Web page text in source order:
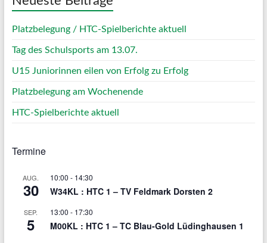
Platzbelegung / HTC-Spielberichte aktuell
Tag des Schulsports am 13.07.
U15 Juniorinnen eilen von Erfolg zu Erfolg
Platzbelegung am Wochenende
HTC-Spielberichte aktuell
Termine
AUG.
30
10:00 - 14:30
W34KL : HTC 1 – TV Feldmark Dorsten 2
SEP.
5
13:00 - 17:30
M00KL : HTC 1 – TC Blau-Gold Lüdinghausen 1